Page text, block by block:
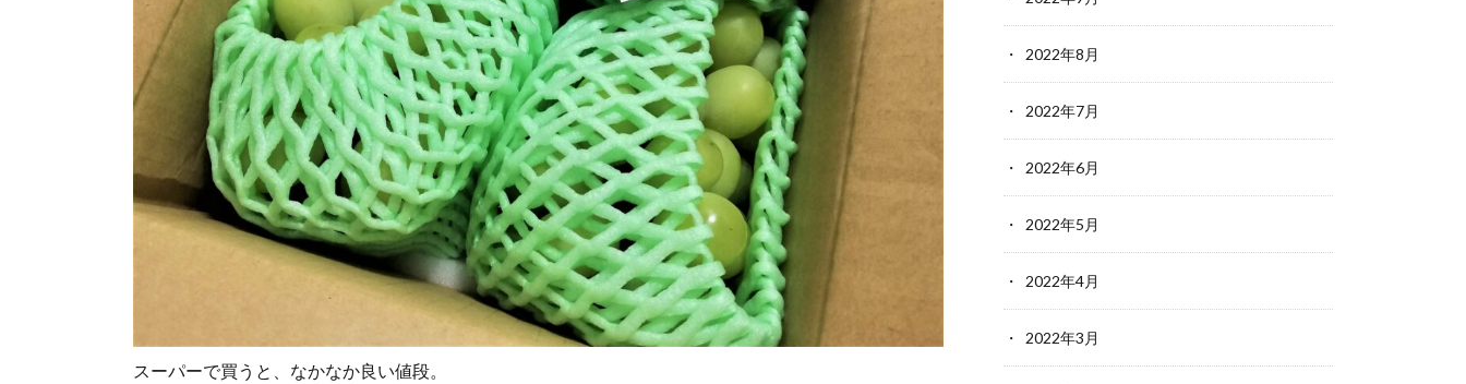
スーパーで買うと、なかなか良い値段。
2022年8月
2022年7月
2022年6月
2022年5月
2022年4月
2022年3月